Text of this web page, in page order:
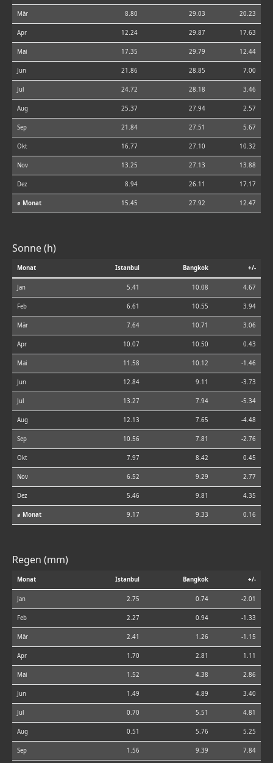
Mär 8.80 29.03 20.23
Apr 12.24 29.87 17.63
Mai 17.35 29.79 12.44
Jun 21.86 28.85 7.00
Jul 24.72 28.18 3.46
Aug 25.37 27.94 2.57
Sep 21.84 27.51 5.67
Okt 16.77 27.10 10.32
Nov 13.25 27.13 13.88
Dez 8.94 26.11 17.17
⌀ Monat 15.45 27.92 12.47
Sonne (h)
Monat Istanbul Bangkok +/-
Jan 5.41 10.08 4.67
Feb 6.61 10.55 3.94
Mär 7.64 10.71 3.06
Apr 10.07 10.50 0.43
Mai 11.58 10.12 -1.46
Jun 12.84 9.11 -3.73
Jul 13.27 7.94 -5.34
Aug 12.13 7.65 -4.48
Sep 10.56 7.81 -2.76
Okt 7.97 8.42 0.45
Nov 6.52 9.29 2.77
Dez 5.46 9.81 4.35
⌀ Monat 9.17 9.33 0.16
Regen (mm)
Monat Istanbul Bangkok +/-
Jan 2.75 0.74 -2.01
Feb 2.27 0.94 -1.33
Mär 2.41 1.26 -1.15
Apr 1.70 2.81 1.11
Mai 1.52 4.38 2.86
Jun 1.49 4.89 3.40
Jul 0.70 5.51 4.81
Aug 0.51 5.76 5.25
Sep 1.56 9.39 7.84